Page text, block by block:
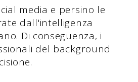
media e persino le
dall'intelligenza
Di conseguenza, i
del background